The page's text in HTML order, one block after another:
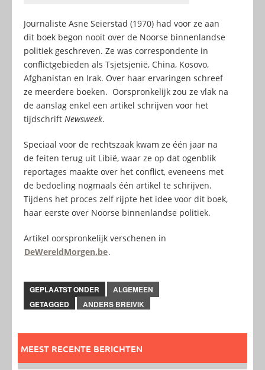
Journaliste Asne Seierstad (1970) had voor ze aan
dit boek begon nooit over de Noorse binnenlandse
politiek geschreven. Ze was correspondente in
conflictgebieden als Tsjetsjenië, China, Kosovo,
Afghanistan en Irak. Over haar ervaringen schreef
ze meerdere boeken. Oorspronkelijk zou ze vlak na
de aanslag enkel een artikel schrijven voor het
tijdschrift Newsweek.
Speciaal voor de rechtszaak kwam ze één jaar na
de feiten terug uit Libië, waar ze op dat ogenblik
reportages maakte over het conflict, eveneens met
de bedoeling nogmaals één artikel te schrijven.
Tijdens het proces zelf rijpte het idee voor dit boek,
haar eerste over Noorse binnenlandse politiek.
Artikel oorspronkelijk verschenen in
DeWereldMorgen.be.
GEPLAATST ONDER
ALGEMEEN
GETAGGED
ANDERS BREIVIK
MEEST RECENTE BERICHTEN